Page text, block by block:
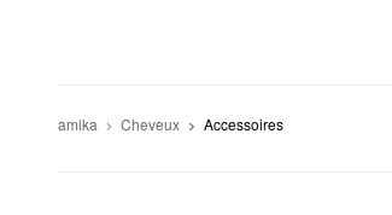
amika Cheveux Accessoires